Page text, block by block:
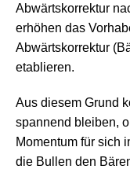
Abwärtskorrektur
erhöhen das
Abwärtskorrektur
etablieren.
Aus diesem Grund
spannend bleiben,
Momentum für sich
die Bullen den